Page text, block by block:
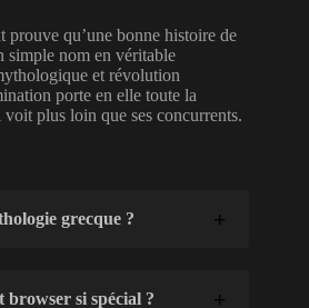
qu’une bonne histoire de
simple nom en véritable
et révolution
porte en elle toute la
voit plus loin que ses concurrents.
grecque ?
browser si spécial ?